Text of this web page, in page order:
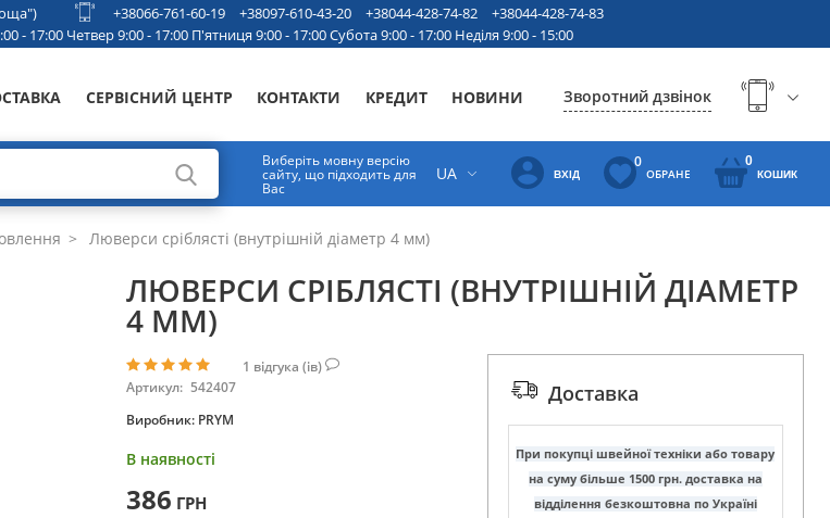
+38066-761-60-19 +38097-610-43-20 +38044-428-74-82
+38044-428-74-83
- 17:00 Четвер 9:00 - 17:00 П'ятниця 9:00 - 17:00 Субота 9:00 - 17:00 Неділя 9:00 - 15:00
СЕРВІСНИЙ ЦЕНТР КОНТАКТИ КРЕДИТ НОВИНИ Зворотний дзвінок
Виберіть мовну версію
сайту, що підходить для
Вас
UA ВХІД
0
ОБРАНЕ
0
КОШИК
Люверси сріблясті (внутрішній діаметр 4 мм)
ЛЮВЕРСИ СРІБЛЯСТІ (ВНУТРІШНІЙ ДІАМЕТР
4 ММ)
1 відгука (ів)
Артикул: 542407
Виробник: PRYM
В наявності
386 ГРН
Доставка
При покупці швейної техніки або товару
на суму більше 1500 грн. доставка на
відділення безкоштовна по Україні